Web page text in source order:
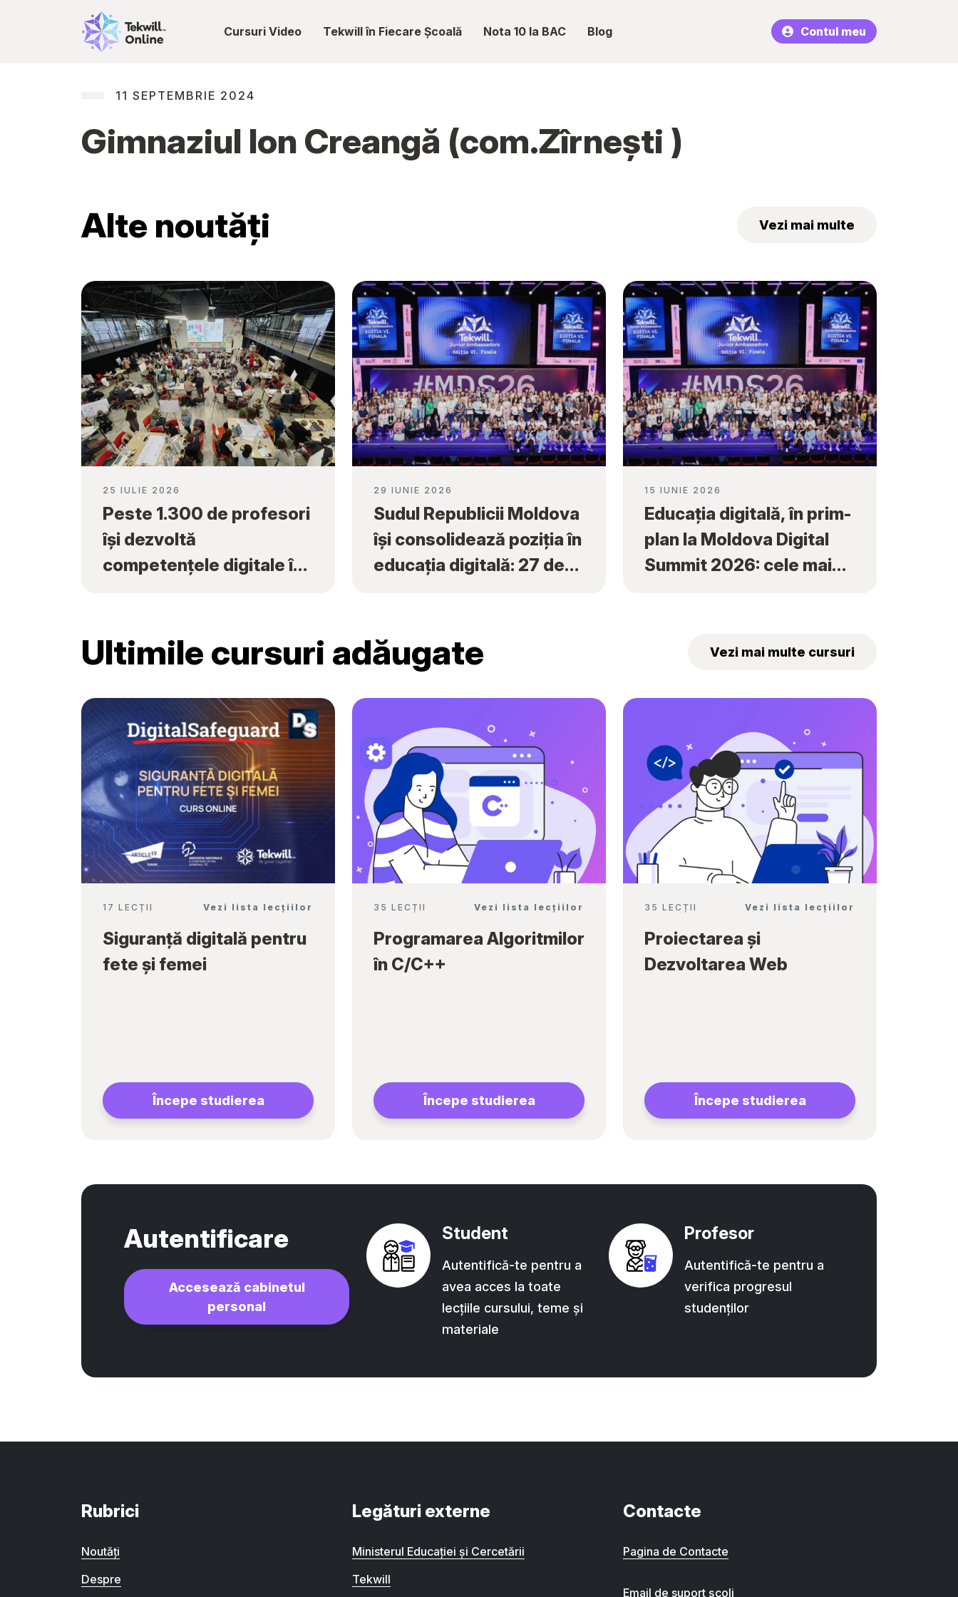
Cursuri Video Tekwill în Fiecare Școală Nota 10 la BAC Blog Contul meu
11 SEPTEMBRIE 2024
Gimnaziul Ion Creangă (com.Zîrnești )
Alte noutăți
Vezi mai multe
25 IULIE 2026
Peste 1.300 de profesori
își dezvoltă
competențele digitale în
Școală”
29 IUNIE 2026
Sudul Republicii Moldova
își consolidează poziția în
educația digitală: 27 de
Ambassadors”
15 IUNIE 2026
Educația digitală, în prim-
plan la Moldova Digital
Summit 2026: cele mai
„Tekwill Junior
Ultimile cursuri adăugate Vezi mai multe cursuri
17 LECȚII Vezi lista lecțiilor
Siguranță digitală pentru
fete și femei
Începe studierea
35 LECȚII Vezi lista lecțiilor
Programarea Algoritmilor
în C/C++
Începe studierea
35 LECȚII Vezi lista lecțiilor
Proiectarea și
Dezvoltarea Web
Începe studierea
Autentificare
Accesează cabinetul
personal
Student
Autentifică-te pentru a
avea acces la toate
lecțiile cursului, teme și
materiale
Profesor
Autentifică-te pentru a
verifica progresul
studenților
Rubrici
Noutăți
Despre
Legături externe
Ministerul Educației și Cercetării
Tekwill
Contacte
Pagina de Contacte
Email de suport școli